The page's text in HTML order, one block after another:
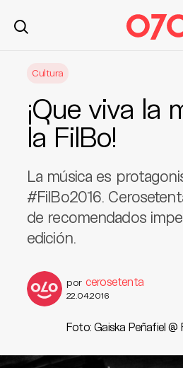
Cultura
¡Que viva la
la FilBo!
La música es
#FilBo2016.
de recomendados
edición.
por cerosetenta
22.04.2016
Foto: Gaiska Peñafiel @